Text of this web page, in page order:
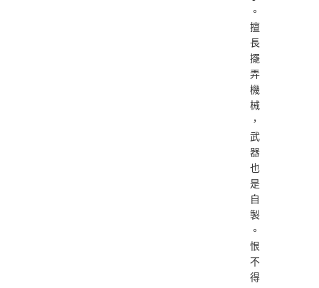
。
擅
長
擺
弄
機
械
，
武
器
也
是
自
製
。
恨
不
得